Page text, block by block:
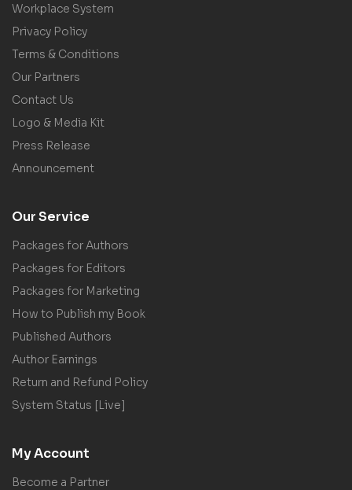
Workplace System
Privacy Policy
Terms & Conditions
Our Partners
Contact Us
Logo & Media Kit
Press Release
Announcement
Our Service
Packages for Authors
Packages for Editors
Packages for Marketing
How to Publish my Book
Published Authors
Author Earnings
Return and Refund Policy
System Status [Live]
My Account
Become a Partner